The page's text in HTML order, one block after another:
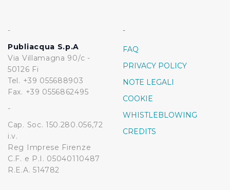
-
Publiacqua S.p.A
Via Villamagna 90/c -
50126 Fi
Tel. +39 055688903
Fax. +39 0556862495
-
Cap. Soc. 150.280.056,72
i.v.
Reg Imprese Firenze
C.F. e P.I. 05040110487
R.E.A. 514782
-
FAQ
PRIVACY POLICY
NOTE LEGALI
COOKIE
WHISTLEBLOWING
CREDITS